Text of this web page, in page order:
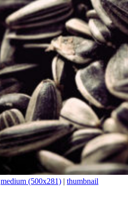
medium (500x281) | thumbnail